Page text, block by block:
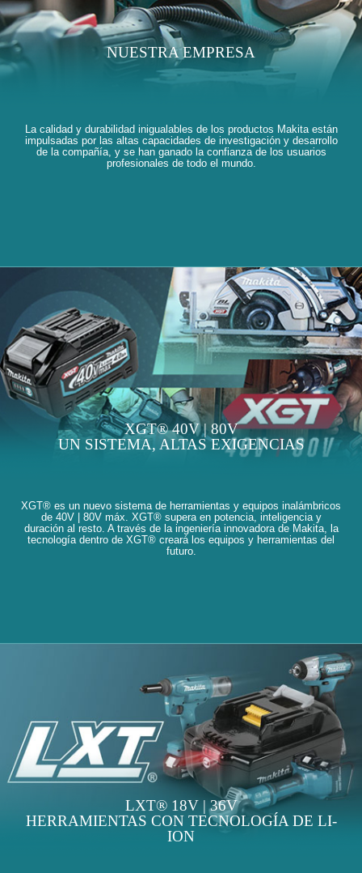
NUESTRA EMPRESA
La calidad y durabilidad inigualables de los productos Makita están
impulsadas por las altas capacidades de investigación y desarrollo
de la compañía, y se han ganado la confianza de los usuarios
profesionales de todo el mundo.
XGT® 40V | 80V
UN SISTEMA, ALTAS EXIGENCIAS
XGT® es un nuevo sistema de herramientas y equipos inalámbricos
de 40V | 80V máx. XGT® supera en potencia, inteligencia y
duración al resto. A través de la ingeniería innovadora de Makita, la
tecnología dentro de XGT® creará los equipos y herramientas del
futuro.
LXT® 18V | 36V
HERRAMIENTAS CON TECNOLOGÍA DE LI-
ION